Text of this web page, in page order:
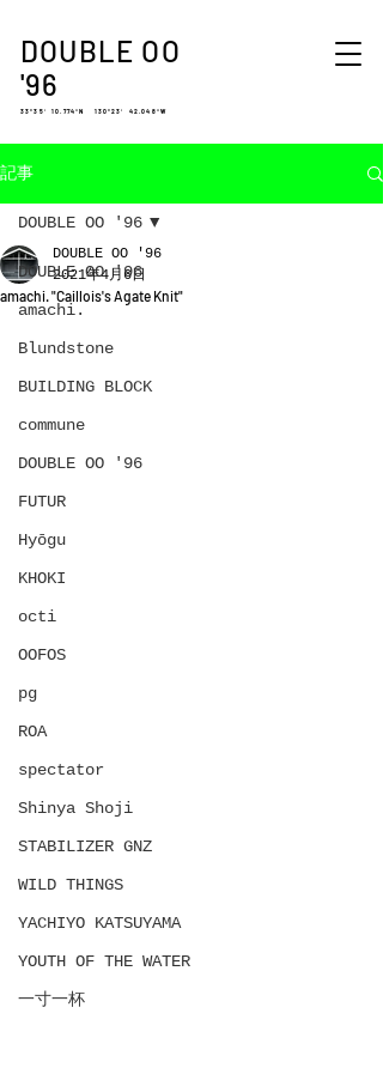
DOUBLE OO
'96
33°35′ 10.774″N 130°23′ 42.048″W
記事
DOUBLE OO '96
amachi.
Blundstone
BUILDING BLOCK
commune
DOUBLE OO '96
FUTUR
Hyōgu
KHOKI
octi
OOFOS
pg
ROA
spectator
Shinya Shoji
STABILIZER GNZ
WILD THINGS
YACHIYO KATSUYAMA
YOUTH OF THE WATER
一寸一杯
DOUBLE OO '96
amachi. "Caillois's Agate Knit"
DOUBLE OO '96
2021年4月6日